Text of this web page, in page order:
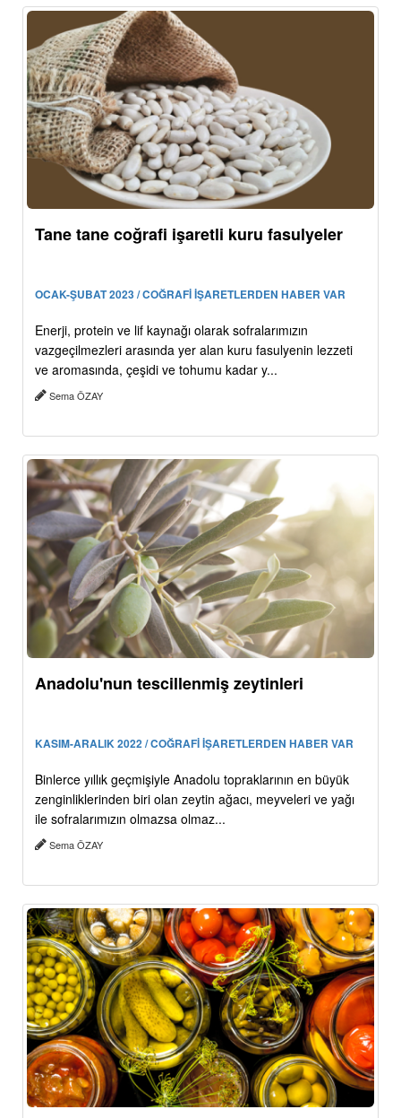
Tane tane coğrafi işaretli kuru fasulyeler
OCAK-ŞUBAT 2023 / COĞRAFİ İŞARETLERDEN HABER VAR
Enerji, protein ve lif kaynağı olarak sofralarımızın
vazgeçilmezleri arasında yer alan kuru fasulyenin lezzeti
ve aromasında, çeşidi ve tohumu kadar y...
Sema ÖZAY
Anadolu'nun tescillenmiş zeytinleri
KASIM-ARALIK 2022 / COĞRAFİ İŞARETLERDEN HABER VAR
Binlerce yıllık geçmişiyle Anadolu topraklarının en büyük
zenginliklerinden biri olan zeytin ağacı, meyveleri ve yağı
ile sofralarımızın olmazsa olmaz...
Sema ÖZAY